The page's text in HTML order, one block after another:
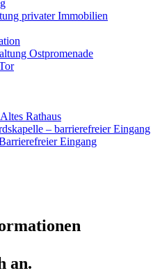
privater Immobilien
Ostpromenade
Rathaus
– barrierefreier Eingang
Eingang
an.